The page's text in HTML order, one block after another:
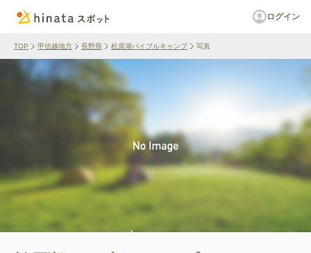
ログイン
TOP 甲信越地方 長野県 松原湖バイブルキャンプ 写真